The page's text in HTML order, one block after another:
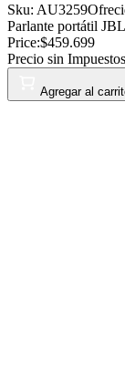
Sku: AU3259
Parlante portátil
Price:$459.699
Precio sin
Agregar al